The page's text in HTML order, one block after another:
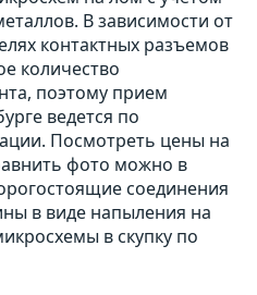
В зависимости от
контактных разъемов
количество
поэтому прием
ведется по
Посмотреть цены на
фото можно в
соединения
в виде напыления на
в скупку по